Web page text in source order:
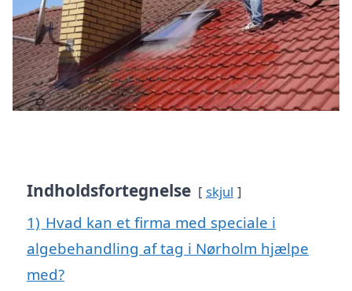
Indholdsfortegnelse skjul
1) Hvad kan et firma med speciale i
algebehandling af tag i Nørholm hjælpe
med?